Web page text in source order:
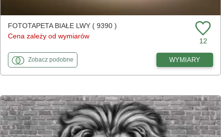
FOTOTAPETA BIAŁE LWY ( 9390 )
Cena zależy od wymiarów
12
Zobaczfototapety
podobnedo Białe lwy WYMIARY